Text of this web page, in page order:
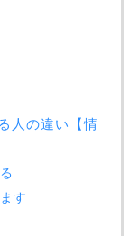
人の違い【情
す